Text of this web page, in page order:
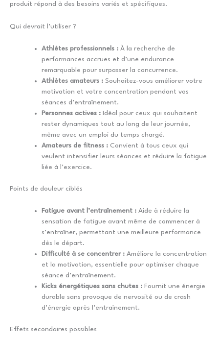
produit répond à des besoins variés et spécifiques.
Qui devrait l’utiliser ?
Athlètes professionnels : À la recherche de
performances accrues et d’une endurance
remarquable pour surpasser la concurrence.
Athlètes amateurs : Souhaitez-vous améliorer votre
motivation et votre concentration pendant vos
séances d’entraînement.
Personnes actives : Idéal pour ceux qui souhaitent
rester dynamiques tout au long de leur journée,
même avec un emploi du temps chargé.
Amateurs de fitness : Convient à tous ceux qui
veulent intensifier leurs séances et réduire la fatigue
liée à l’exercice.
Points de douleur ciblés
Fatigue avant l’entraînement : Aide à réduire la
sensation de fatigue avant même de commencer à
s’entraîner, permettant une meilleure performance
dès le départ.
Difficulté à se concentrer : Améliore la concentration
et la motivation, essentielle pour optimiser chaque
séance d’entraînement.
Kicks énergétiques sans chutes : Fournit une énergie
durable sans provoque de nervosité ou de crash
d’énergie après l’entraînement.
Effets secondaires possibles